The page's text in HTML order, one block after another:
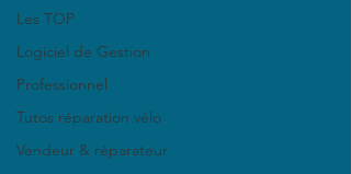
Les TOP
Logiciel de Gestion
Professionnel
Tutos réparation vélo
Vendeur & réparateur